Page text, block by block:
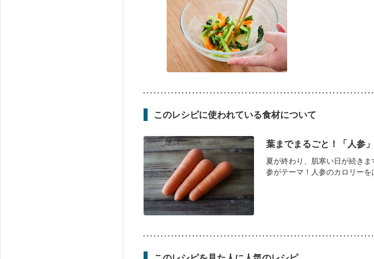
このレシピに使われている食材について
葉までまるごと！「人参
夏が終わり、肌寒い日が続き
参がテーマ！人参のカロリー